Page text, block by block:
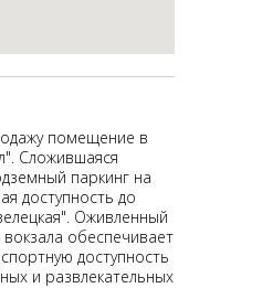
помещение в
Сложившаяся
паркинг на
доступность до
Оживленный
обеспечивает
доступность
и развлекательных